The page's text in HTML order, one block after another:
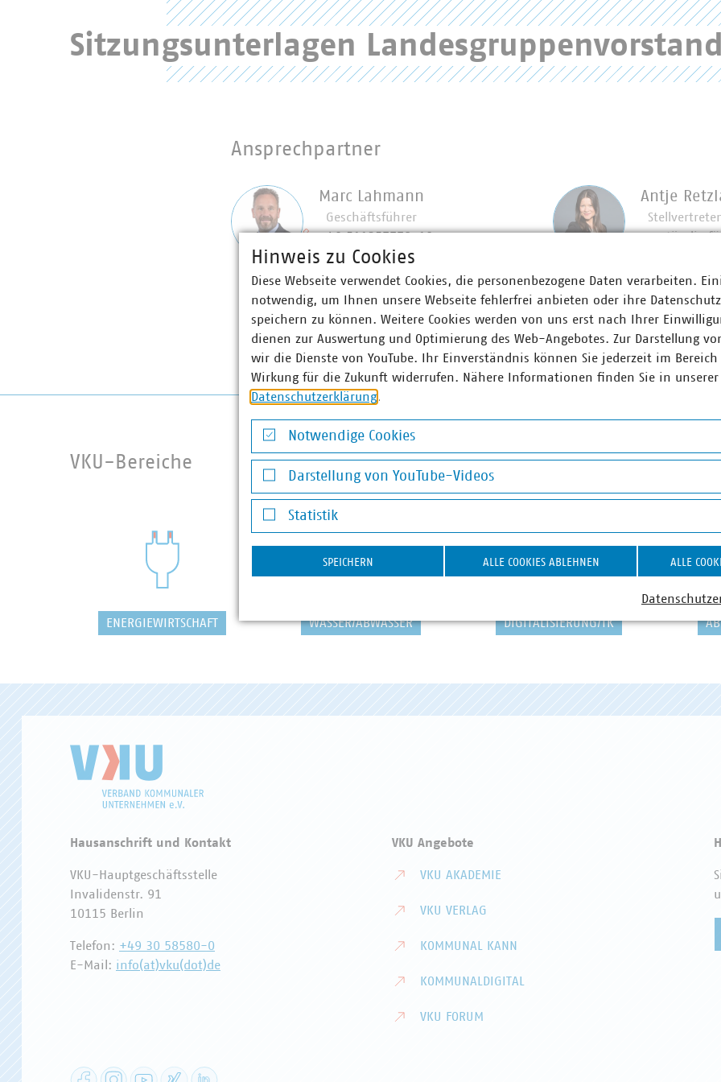
Mitgliederbereich anzumelden.
Benutzername
Sitzungsunterlagen
Ansprechpartner
Marc Lahmann
Geschäftsführer
+49 511357778-10
+49 174 4969696
lahmann(at)vku(dot)de
Antje
zuständig
+49 170
VKU-Bereiche
ENERGIEWIRTSCHAFT WASSER/ABWASSER DIGITALISIERUNG/TK
Hausanschrift und Kontakt
VKU-Hauptgeschäftsstelle
Invalidenstr. 91
10115 Berlin
Telefon: +49 30 58580-0
E-Mail: info(at)vku(dot)de
VKU Angebote
VKU AKADEMIE
VKU VERLAG
KOMMUNAL KANN
KOMMUNALDIGITAL
VKU FORUM
FacebookInstagramYouTube XING
Hinweis zu Cookies
Diese Webseite verwendet Cookies, die personenbezogene Daten verarbeiten.
notwendig, um Ihnen unsere Webseite fehlerfrei anbieten oder ihre
speichern zu können. Weitere Cookies werden von uns erst nach Ihrer
dienen zur Auswertung und Optimierung des Web-Angebotes. Zur Darstellung
wir die Dienste von YouTube. Ihr Einverständnis können Sie jederzeit im
Wirkung für die Zukunft widerrufen. Nähere Informationen finden Sie in unserer
Datenschutzerklärung.
Notwendige Cookies
Notwendige Cookies
Darstellung von YouTube-Videos
Darstellung von YouTube-Videos
Statistik
Statistik
SPEICHERN ALLE COOKIES ABLEHNEN ALLE